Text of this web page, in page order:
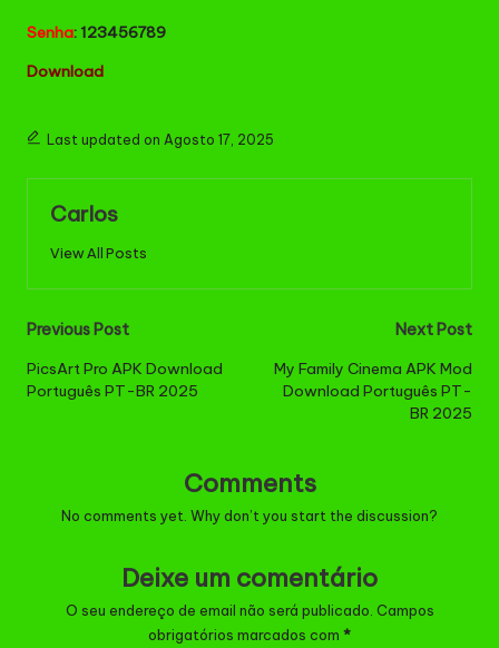
Senha: 123456789
Download
Last updated on Agosto 17, 2025
Carlos
View All Posts
Post
navigation
Previous Post
PicsArt Pro APK Download
Português PT-BR 2025
Next Post
My Family Cinema APK Mod
Download Português PT-
BR 2025
Comments
No comments yet. Why don’t you start the discussion?
Deixe um comentário
O seu endereço de email não será publicado. Campos
obrigatórios marcados com *